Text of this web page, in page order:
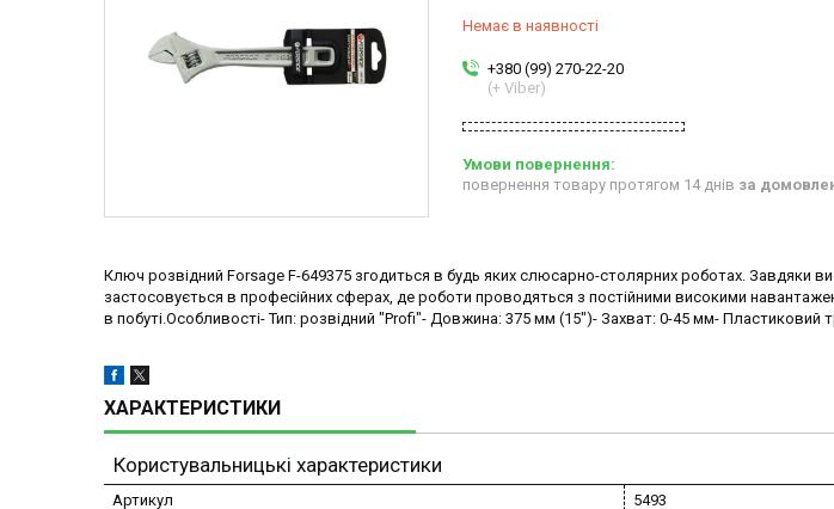
Немає в наявності
+380 (99) 270-22-20
(+ Viber)
повернення товару протягом 14 днів за
Ключ розвідний Forsage F-649375 згодиться в будь яких слюсарно-столярних роботах. Завдяки
застосовується в професійних сферах, де роботи проводяться з постійними високими
в побуті.Особливості- Тип: розвідний "Profi"- Довжина: 375 мм (15")- Захват: 0-45 мм- Пластиковий
ХАРАКТЕРИСТИКИ
Користувальницькі характеристики
Артикул 5493